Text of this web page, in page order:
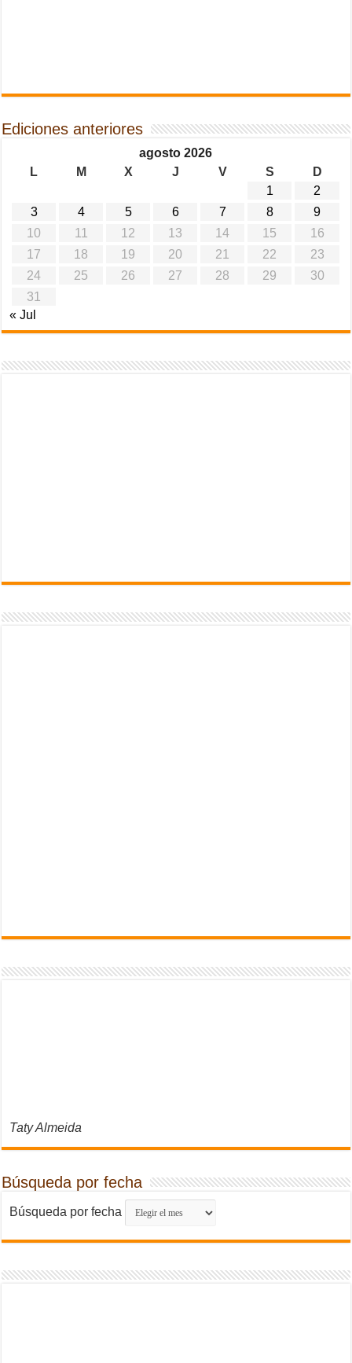
Ediciones anteriores
agosto 2026
L
M X J V S
D
1
2
3
4 5 6 7 8
9
10
11 12 13 14 15
16
17
18 19 20 21 22
23
24
25 26 27 28 29
30
31
« Jul
Taty Almeida
Búsqueda por fecha
Búsqueda por fecha